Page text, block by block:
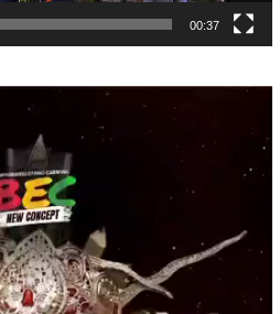
00:37